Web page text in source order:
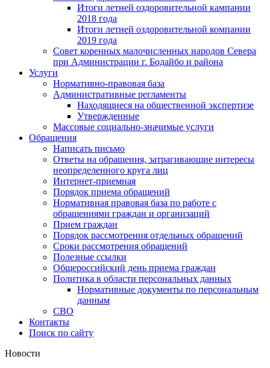
Итоги летней оздоровительной кампании
2018 года
Итоги летней оздоровительной компании
2019 года
Совет коренных малочисленных народов Севера
при Администрации г. Бодайбо и района
Услуги
Нормативно-правовая база
Административные регламенты
Находящиеся на общественной экспертизе
Утвержденные
Массовые социально-значимые услуги
Обращения
Написать письмо
Ответы на обращения, затрагивающие интересы
неопределенного круга лиц
Интернет-приемная
Порядок приема обращений
Нормативная правовая база по работе с
обращениями граждан и организаций
Прием граждан
Порядок рассмотрения отдельных обращений
Сроки рассмотрения обращений
Полезные ссылки
Общероссийский день приема граждан
Политика в области персональных данных
Нормативные документы по персональным
данным
СВО
Контакты
Поиск по сайту
Новости